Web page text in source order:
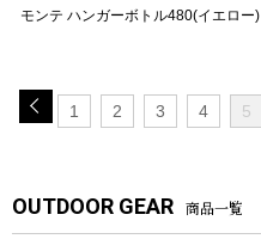
モンテ ハンガーボトル480(イエロー)
1 2 3 4 5
OUTDOOR GEAR 商品一覧